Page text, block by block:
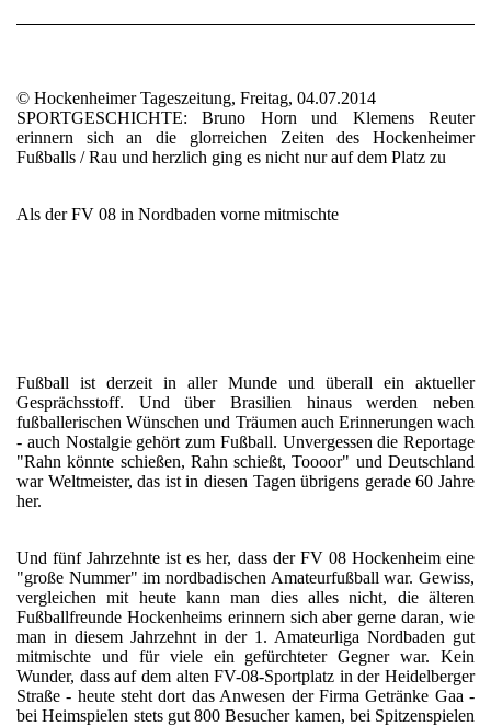
© Hockenheimer Tageszeitung, Freitag, 04.07.2014
SPORTGESCHICHTE: Bruno Horn und Klemens Reuter
erinnern sich an die glorreichen Zeiten des Hockenheimer
Fußballs / Rau und herzlich ging es nicht nur auf dem Platz zu
Als der FV 08 in Nordbaden vorne mitmischte
Fußball ist derzeit in aller Munde und überall ein aktueller
Gesprächsstoff. Und über Brasilien hinaus werden neben
fußballerischen Wünschen und Träumen auch Erinnerungen wach
- auch Nostalgie gehört zum Fußball. Unvergessen die Reportage
"Rahn könnte schießen, Rahn schießt, Toooor" und Deutschland
war Weltmeister, das ist in diesen Tagen übrigens gerade 60 Jahre
her.
Und fünf Jahrzehnte ist es her, dass der FV 08 Hockenheim eine
"große Nummer" im nordbadischen Amateurfußball war. Gewiss,
vergleichen mit heute kann man dies alles nicht, die älteren
Fußballfreunde Hockenheims erinnern sich aber gerne daran, wie
man in diesem Jahrzehnt in der 1. Amateurliga Nordbaden gut
mitmischte und für viele ein gefürchteter Gegner war. Kein
Wunder, dass auf dem alten FV-08-Sportplatz in der Heidelberger
Straße - heute steht dort das Anwesen der Firma Getränke Gaa -
bei Heimspielen stets gut 800 Besucher kamen, bei Spitzenspielen